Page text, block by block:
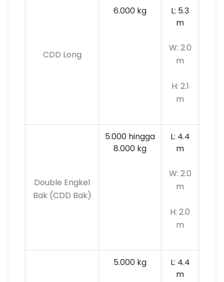
CDD Long
6.000 kg
L: 5.3
m
W: 2.0
m
H: 2.1
m
Double Engkel
Bak (CDD Bak)
5.000 hingga
8.000 kg
L: 4.4
m
W: 2.0
m
H: 2.0
m
5.000 kg
L: 4.4
m